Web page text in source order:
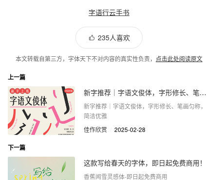
字语行云手书
235人喜欢
本文转载自第三方，字体天下不对内容的真实性负责， 点击此处阅读原文
上一篇
新字推荐｜字语文俊体，字形修长、笔画匀称，简洁优雅
新字推荐｜字语文俊体，字形修长、笔画匀称，
简洁优雅
佳作欣赏
2025-02-28
下一篇
这款写给春天的字体，即日起免费商用！
香蕉闻雪灵感体-即日起免费商用